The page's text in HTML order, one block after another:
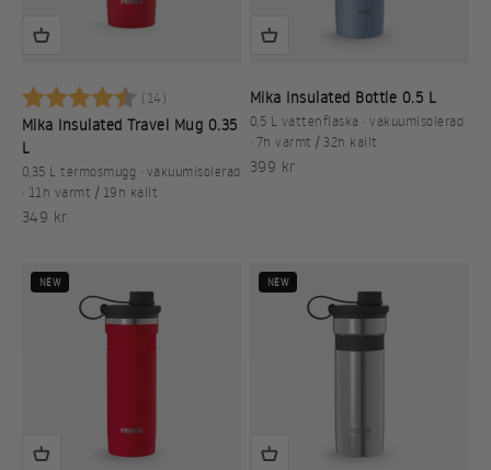
Betyg: (14)
4.9 utav 5 stjärnor
Mika Insulated Travel Mug 0.35
L
0,35 L termosmugg · vakuumisolerad
· 11h varmt / 19h kallt
REA-pris
349 kr
Mika Insulated Bottle 0.5 L
0,5 L vattenflaska · vakuumisolerad
· 7h varmt / 32h kallt
REA-pris
399 kr
NEW NEW